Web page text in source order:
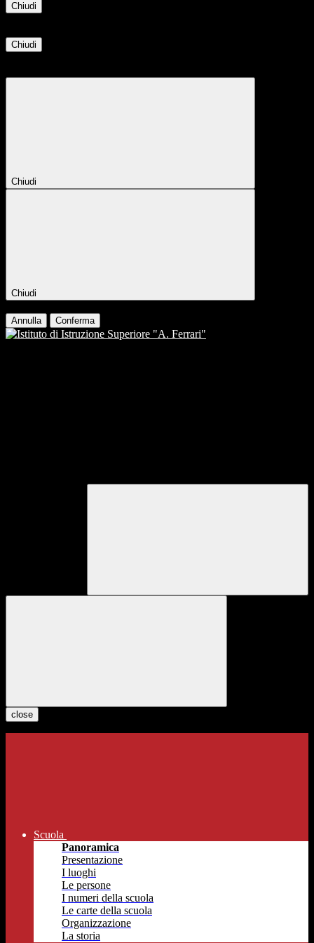
Chiudi
Chiudi
Chiudi
Chiudi
Annulla Conferma
close
Scuola
Panoramica
Presentazione
I luoghi
Le persone
I numeri della scuola
Le carte della scuola
Organizzazione
La storia